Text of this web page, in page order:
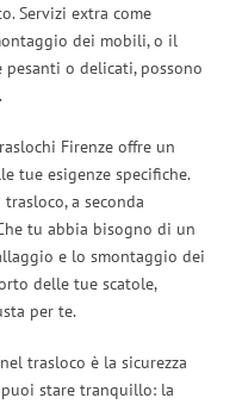
Servizi extra come
dei mobili, o il
o delicati, possono
Firenze offre un
tue esigenze specifiche.
a seconda
tu abbia bisogno di un
e lo smontaggio dei
delle tue scatole,
per te.
trasloco è la sicurezza
stare tranquillo: la